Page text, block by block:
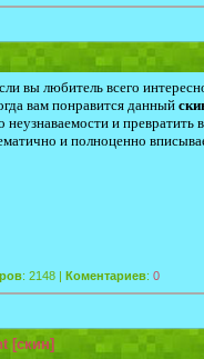
вы любитель всего
вам понравится данный
неузнаваемости и превратить
и полноценно
: 2148 | Коментариев: 0
[скин]